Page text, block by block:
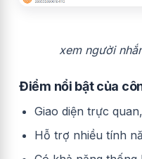
xem người
Điểm nổi bật của
Giao diện trực
Hỗ trợ nhiều tính